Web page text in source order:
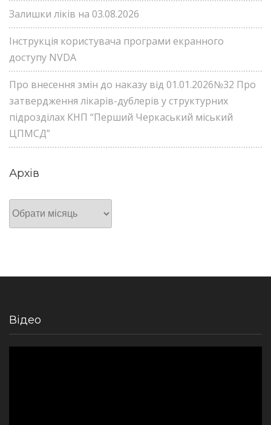
Залишки ліків на 03.08.2026
Інструкція користувача програми екранного
доступу NVDA
Про внесення змін до наказу від 01.01.2026№32 Про
затвердження лікарів-дублерів у структурних
підрозділах КНП “Перший Черкаський міський
ЦПМСД”
Архів
Архів
Відео